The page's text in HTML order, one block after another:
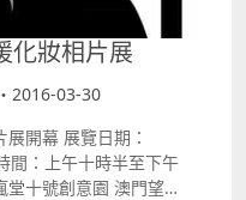
鳴的故事,成為激勵自
成為如此。 推薦喜愛
Lja Jalan 台灣原
2.Ayi
3.
台東鐵花村
吉他與養的狗一起玩耍
化妝相片展
2016-03-30
展開幕 展覽日期：
間：上午十時半至下午
十號創意園 澳門望德